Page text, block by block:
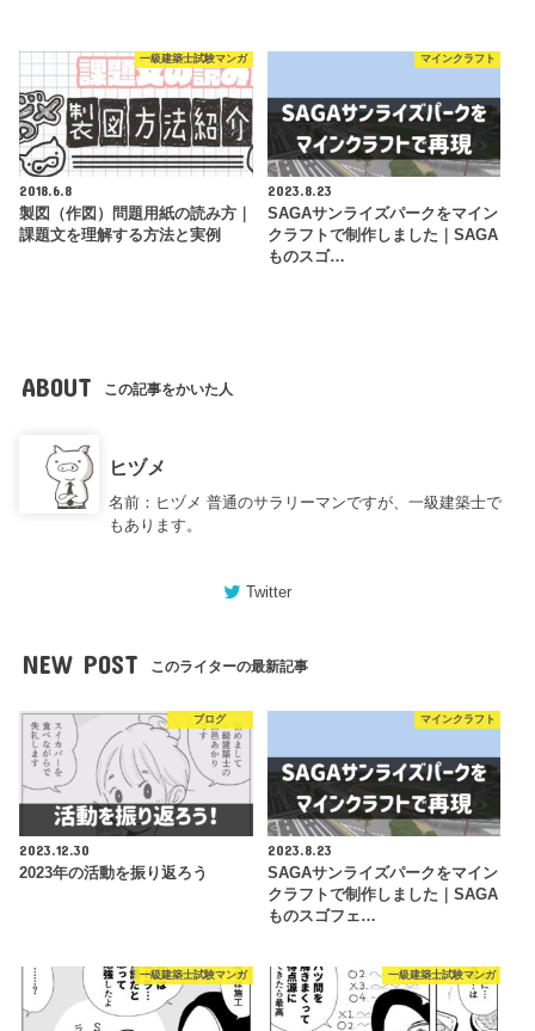
一級建築士試験マンガ
2018.6.8
製図（作図）問題用紙の読み方｜
課題文を理解する方法と実例
マインクラフト
2023.8.23
SAGAサンライズパークをマイン
クラフトで制作しました｜SAGA
ものスゴ…
ABOUT この記事をかいた人
ヒヅメ
名前：ヒヅメ 普通のサラリーマンですが、一級建築士で
もあります。
Twitter
NEW POST このライターの最新記事
ブログ
2023.12.30
2023年の活動を振り返ろう
マインクラフト
2023.8.23
SAGAサンライズパークをマイン
クラフトで制作しました｜SAGA
ものスゴフェ…
一級建築士試験マンガ 一級建築士試験マンガ